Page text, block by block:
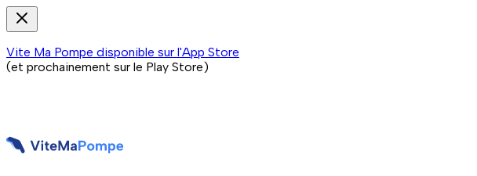
Vite Ma Pompe disponible sur l'App Store
(et prochainement sur le Play Store)